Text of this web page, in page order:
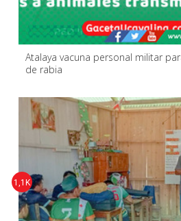
Atalaya vacuna personal militar
de rabia
1,1K